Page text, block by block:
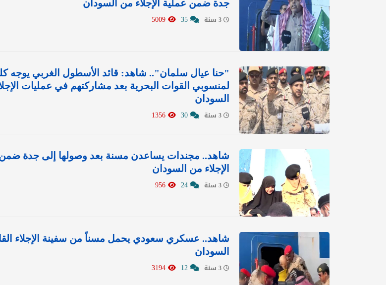
جدة ضمن عملية الإجلاء من السودان
"حنا عيال سلمان".. شاهد: قائد الأسطول الغربي يوجه
لمنسوبي القوات البحرية بعد مشاركتهم في عمليات
السودان
شاهد.. مجندات يساعدن مسنة بعد وصولها إلى جدة
الإجلاء من السودان
شاهد.. عسكري سعودي يحمل مسناً من سفينة الإجلاء
السودان